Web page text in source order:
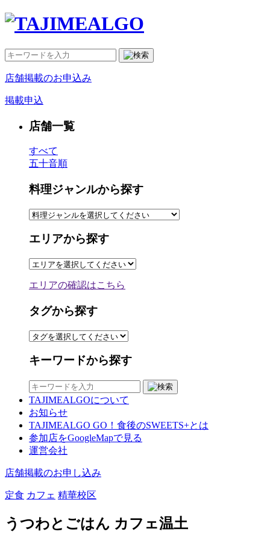
店舗掲載のお申込み
掲載申込
店舗一覧
すべて
五十音順
料理ジャンルから探す
エリアから探す
エリアの確認はこちら
タグから探す
キーワードから探す
TAJIMEALGOについて
お知らせ
TAJIMEALGO GO！食後のSWEETS+とは
参加店をGoogleMapで見る
運営会社
店舗掲載のお申し込み
定食 カフェ 精華校区
うつわとごはん カフェ温土